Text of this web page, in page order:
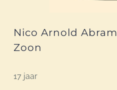
Nico Arnold Abram
Zoon
17 jaar